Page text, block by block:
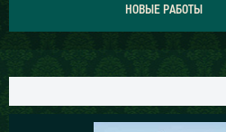
НОВЫЕ РАБОТЫ